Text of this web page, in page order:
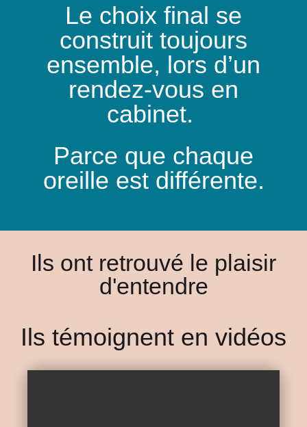
Le choix final se
construit toujours
ensemble, lors d’un
rendez-vous en
cabinet.
Parce que chaque
oreille est différente.
Ils ont retrouvé le plaisir
d'entendre
Ils témoignent en vidéos